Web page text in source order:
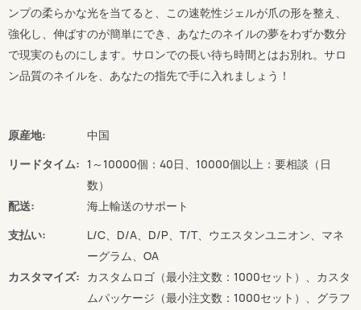
ンプの柔らかな光を当てると、この速乾性ジェルが爪の形を整え、
強化し、伸ばすのが簡単にでき、あなたのネイルの夢をわずか数分
で現実のものにします。サロンでの長い待ち時間とはお別れ。サロ
ン品質のネイルを、あなたの指先で手に入れましょう！
原産地:
中国
リードタイム: 1～10000個：40日、10000個以上：要相談（日
数）
配送:
海上輸送のサポート
支払い:
L/C、D/A、D/P、T/T、ウエスタンユニオン、マネ
ーグラム、OA
カスタマイズ: カスタムロゴ（最小注文数：1000セット）、カスタ
ムパッケージ（最小注文数：1000セット）、グラフ